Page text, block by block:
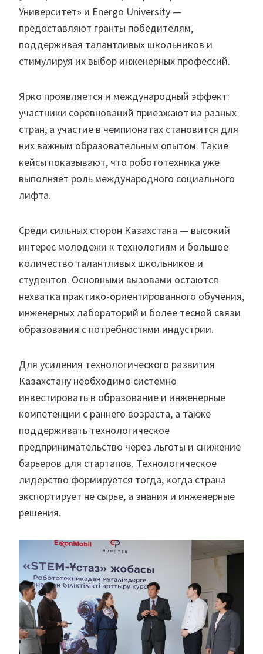
Университет» и Energo University —
предоставляют гранты победителям,
поддерживая талантливых школьников и
стимулируя их выбор инженерных профессий.
Ярко проявляется и международный эффект:
участники соревнований приезжают из разных
стран, а участие в чемпионатах становится для
них важным образовательным опытом. Такие
кейсы показывают, что робототехника уже
выполняет роль международного социального
лифта.
Среди сильных сторон Казахстана — высокий
интерес молодежи к технологиям и большое
количество талантливых школьников и
студентов. Основными вызовами остаются
нехватка практико-ориентированного обучения,
инженерных лабораторий и более тесной связи
образования с потребностями индустрии.
Для усиления технологического развития
Казахстану необходимо системно
инвестировать в образование и инженерные
компетенции с раннего возраста, а также
поддерживать технологическое
предпринимательство через льготы и снижение
барьеров для стартапов. Технологическое
лидерство формируется тогда, когда страна
экспортирует не сырье, а знания и инженерные
решения.